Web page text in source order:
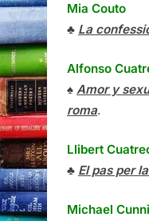
Mia Couto
♣ La
Alfonso
♠ Amor y
roma.
Llibert
♣ El pas per
Michael